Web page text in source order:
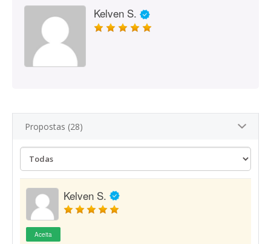
Kelven S.
Propostas (28)
Kelven S.
Aceita